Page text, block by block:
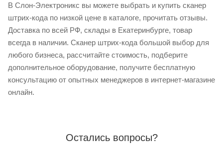
В Слон-Электроникс вы можете выбрать и купить сканер
штрих-кода по низкой цене в каталоге, прочитать отзывы.
Доставка по всей РФ, склады в Екатеринбурге, товар
всегда в наличии. Сканер штрих-кода большой выбор для
любого бизнеса, рассчитайте стоимость, подберите
дополнительное оборудование, получите бесплатную
консультацию от опытных менеджеров в интернет-магазине
онлайн.
Остались вопросы?